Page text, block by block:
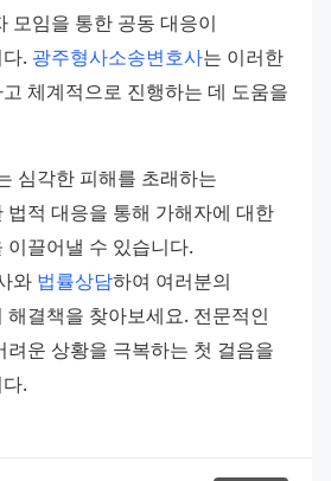
모임을 통한 공동 대응이
. 광주형사소송변호사는 이러한
체계적으로 진행하는 데 도움을
심각한 피해를 초래하는
법적 대응을 통해 가해자에 대한
이끌어낼 수 있습니다.
와 법률상담하여 여러분의
해결책을 찾아보세요. 전문적인
려운 상황을 극복하는 첫 걸음을
.